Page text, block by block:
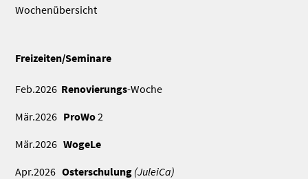
Wochenübersicht
Freizeiten/Seminare
Feb.2026 Renovierungs-Woche
Mär.2026 ProWo2
Mär.2026WogeLe
Apr.2026Osterschulung (JuleiCa)